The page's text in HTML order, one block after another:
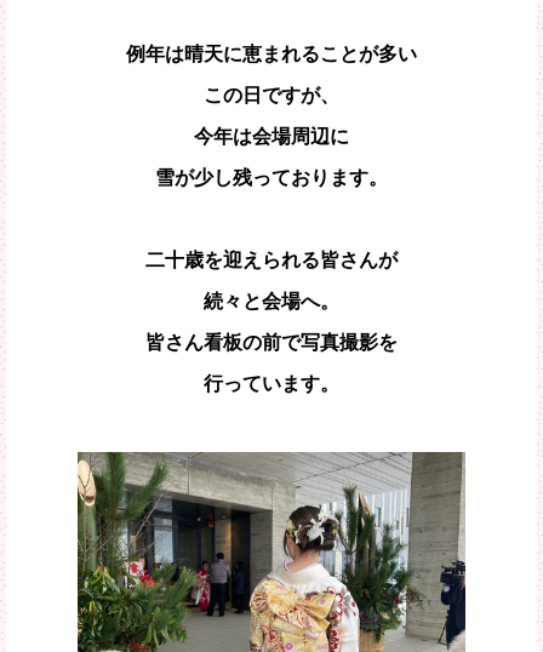
例年は晴天に恵まれることが多い
この日ですが、
今年は会場周辺に
雪が少し残っております。
二十歳を迎えられる皆さんが
続々と会場へ。
皆さん看板の前で写真撮影を
行っています。